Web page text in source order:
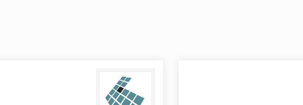
на встрече с представителем или по СМС